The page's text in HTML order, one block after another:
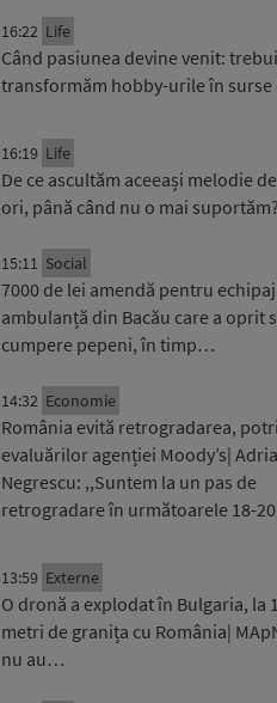
16:22 Life
Când pasiunea devine venit:
transformăm hobby-urile în surse
16:19 Life
De ce ascultăm aceeași melodie
ori, până când nu o mai suportăm?
15:11 Social
7000 de lei amendă pentru
ambulanță din Bacău care a oprit
cumpere pepeni, în timp…
14:32 Economie
România evită retrogradarea,
evaluărilor agenției Moody’s|
Negrescu: ,,Suntem la un pas de
retrogradare în următoarele 18-
13:59 Externe
O dronă a explodat în Bulgaria, la
metri de granița cu România|
nu au…